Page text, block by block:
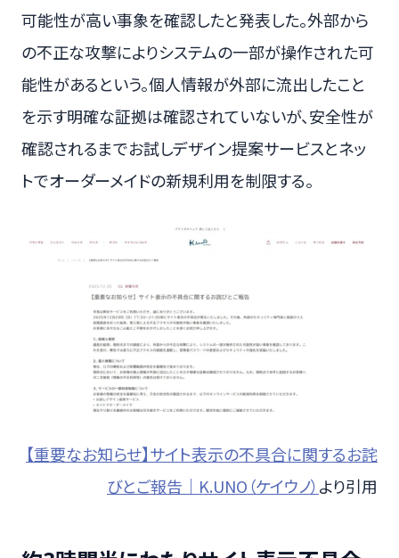
可能性が高い事象を確認したと発表した。外部から
の不正な攻撃によりシステムの一部が操作された可
能性があるという。個人情報が外部に流出したこと
を示す明確な証拠は確認されていないが、安全性が
確認されるまでお試しデザイン提案サービスとネッ
トでオーダーメイドの新規利用を制限する。
【重要なお知らせ】サイト表示の不具合に関するお詫
びとご報告｜K.UNO（ケイウノ） より引用